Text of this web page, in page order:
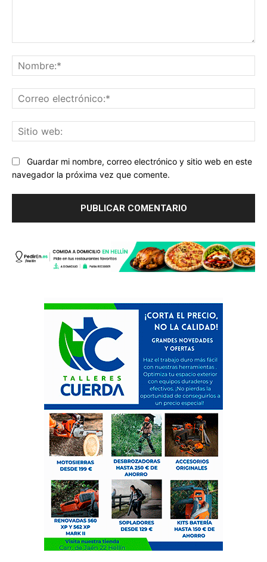
Guardar mi nombre, correo electrónico y sitio web en este
navegador la próxima vez que comente.